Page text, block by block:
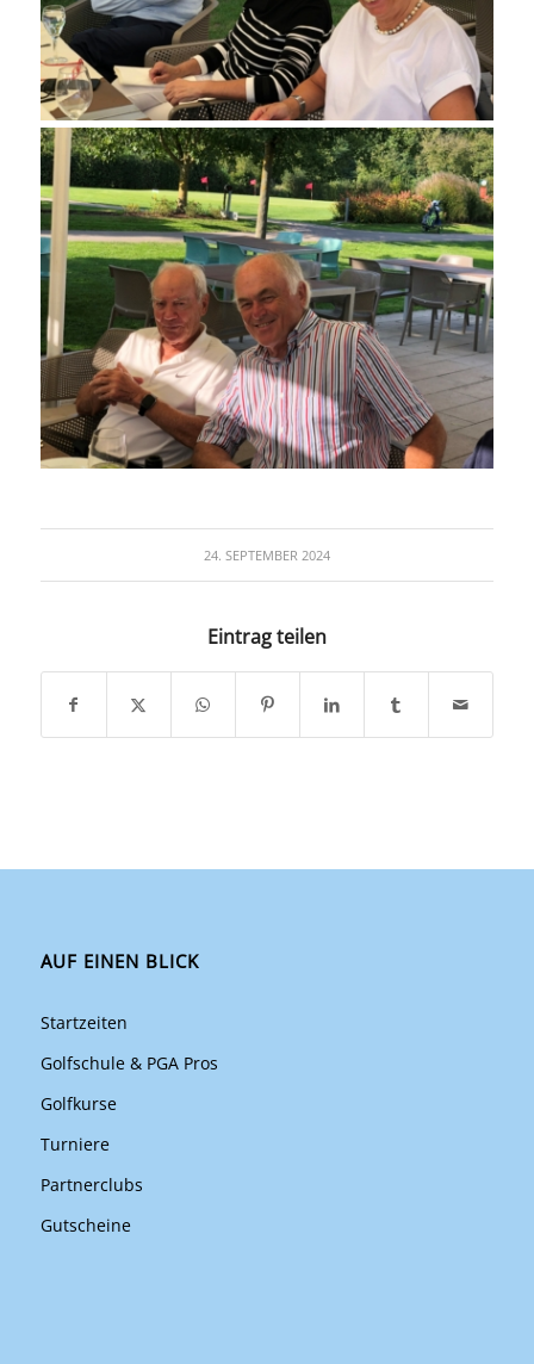
24. SEPTEMBER 2024
Eintrag teilen
AUF EINEN BLICK
Startzeiten
Golfschule & PGA Pros
Golfkurse
Turniere
Partnerclubs
Gutscheine